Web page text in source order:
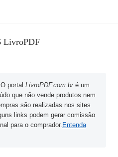
LivroPDF
O portal LivroPDF.com.bré um
que não vende produtos nem
são realizadas nos sites
links podem gerar comissão
para o comprador. Entenda